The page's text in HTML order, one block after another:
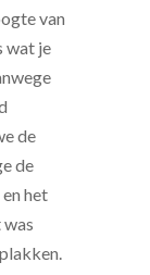
van
wat je
de
de
het